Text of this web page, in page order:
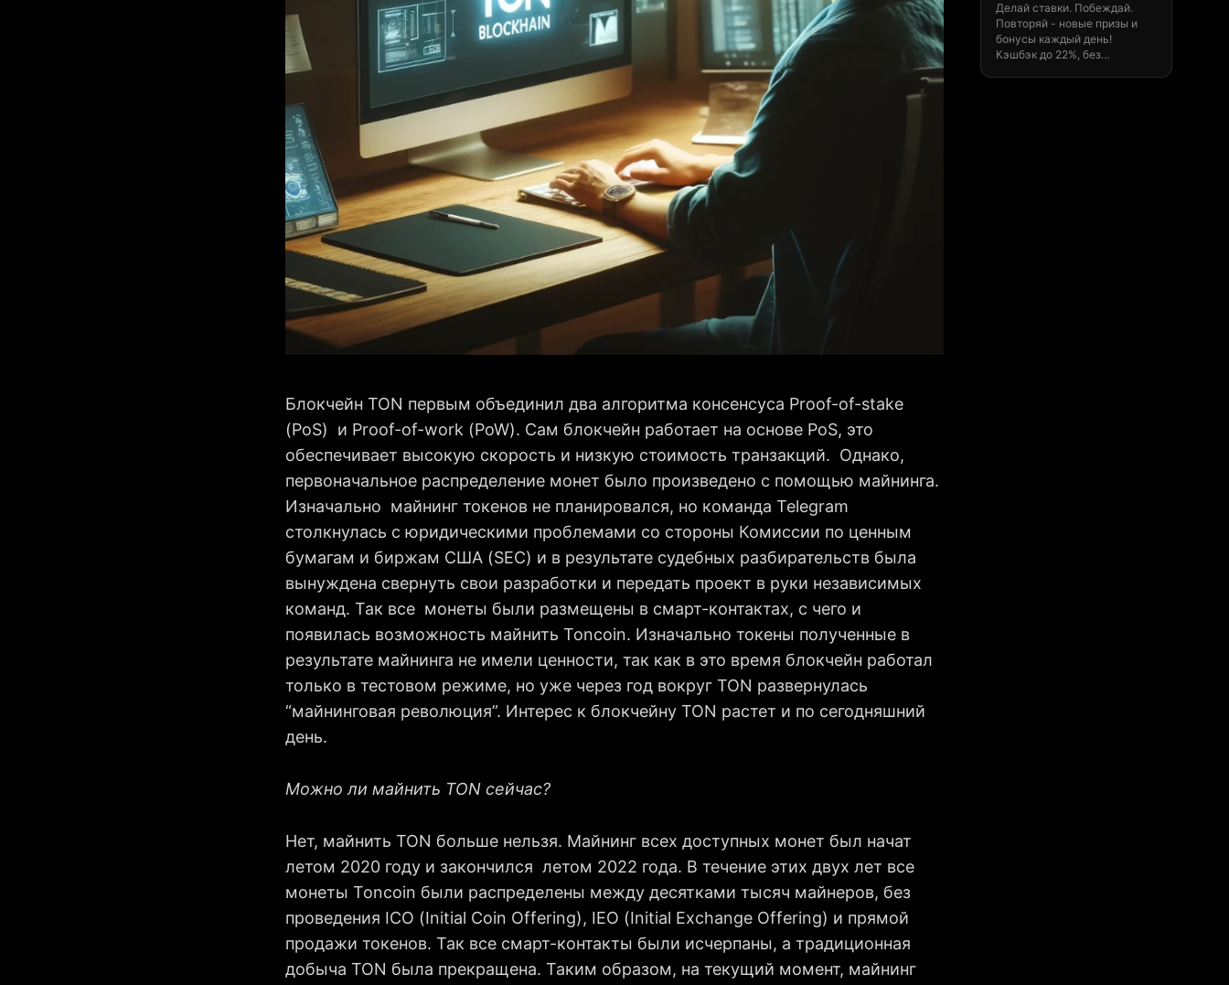
Делай ставки. Побеждай.
Повторяй - новые призы и
бонусы каждый день!
Кэшбэк до 22%, без
Блокчейн TON первым объединил два алгоритма консенсуса Proof-of-stake
(PoS) и Proof-of-work (PoW). Сам блокчейн работает на основе PoS, это
обеспечивает высокую скорость и низкую стоимость транзакций. Однако,
первоначальное распределение монет было произведено с помощью майнинга.
Изначально майнинг токенов не планировался, но команда Telegram
столкнулась с юридическими проблемами со стороны Комиссии по ценным
бумагам и биржам США (SEC) и в результате судебных разбирательств была
вынуждена свернуть свои разработки и передать проект в руки независимых
команд. Так все монеты были размещены в смарт-контактах, с чего и
появилась возможность майнить Toncoin. Изначально токены полученные в
результате майнинга не имели ценности, так как в это время блокчейн работал
только в тестовом режиме, но уже через год вокруг TON развернулась
“майнинговая революция”. Интерес к блокчейну TON растет и по сегодняшний
день.
Можно ли майнить TON сейчас?
Нет, майнить TON больше нельзя. Майнинг всех доступных монет был начат
летом 2020 году и закончился летом 2022 года. В течение этих двух лет все
монеты Toncoin были распределены между десятками тысяч майнеров, без
проведения ICO (Initial Coin Offering), IEO (Initial Exchange Offering) и прямой
продажи токенов. Так все смарт-контакты были исчерпаны, а традиционная
добыча TON была прекращена. Таким образом, на текущий момент, майнинг